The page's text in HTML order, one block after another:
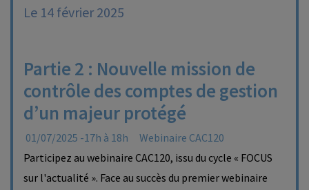
Le 14 février 2025
Partie 2 : Nouvelle mission de
contrôle des comptes de gestion
d’un majeur protégé
01/07/2025 -17h à 18h
Webinaire CAC120
Participez au webinaire CAC120, issu du cycle « FOCUS
sur l'actualité ». Face au succès du premier webinaire